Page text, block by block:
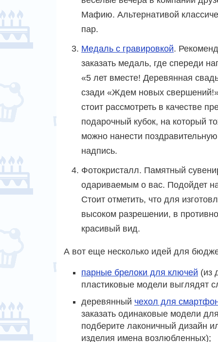
Мафию. Альтернативой
пар.
Медаль с гравировкой.
заказать медаль, где спереди
«5 лет вместе! Деревянная
сзади «Ждем новых
стоит рассмотреть в качестве
подарочный кубок, на который
можно нанести поздравительную
надпись.
Фотокристалл. Памятный
одариваемым о вас. Подойдет
Стоит отметить, что для
высоком разрешении, в
красивый вид.
А вот еще несколько идей для
парные брелоки для ключей (из
пластиковые модели выглядят
деревянный чехол для
заказать одинаковые модели
подберите лаконичный дизайн
изделия имена возлюбленных);